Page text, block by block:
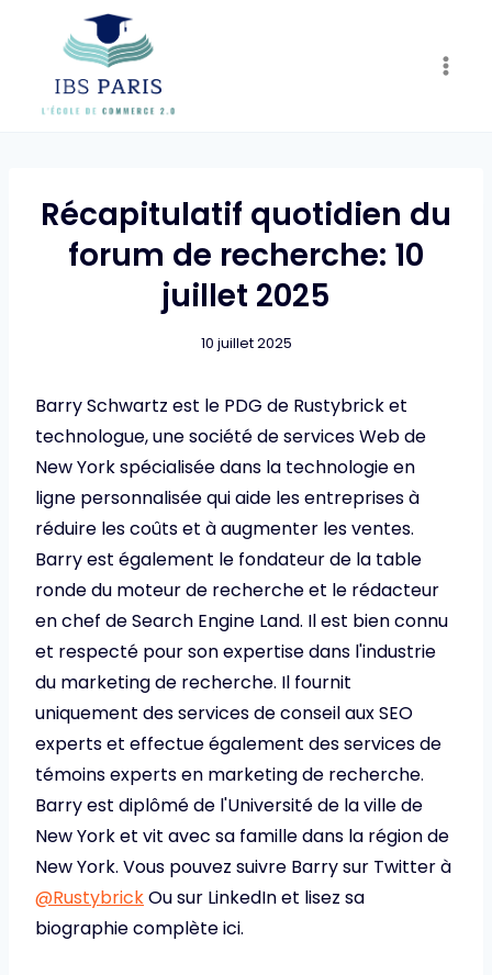
content
Récapitulatif quotidien du
forum de recherche: 10
juillet 2025
10 juillet 2025
Barry Schwartz est le PDG de Rustybrick et
technologue, une société de services Web de
New York spécialisée dans la technologie en
ligne personnalisée qui aide les entreprises à
réduire les coûts et à augmenter les ventes.
Barry est également le fondateur de la table
ronde du moteur de recherche et le rédacteur
en chef de Search Engine Land. Il est bien connu
et respecté pour son expertise dans l'industrie
du marketing de recherche. Il fournit
uniquement des services de conseil aux SEO
experts et effectue également des services de
témoins experts en marketing de recherche.
Barry est diplômé de l'Université de la ville de
New York et vit avec sa famille dans la région de
New York. Vous pouvez suivre Barry sur Twitter à
@RustybrickOu sur LinkedIn et lisez sa
biographie complète ici.